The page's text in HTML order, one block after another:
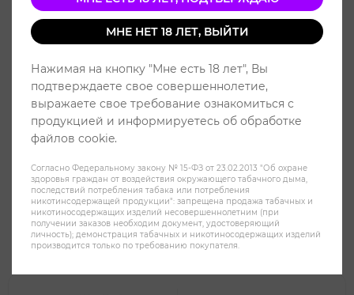
HQD HOT 5000 Черника Малина
Виноград - Fresh Berries
МНЕ НЕТ 18 ЛЕТ, ВЫЙТИ
Нажимая на кнопку "Мне есть 18 лет", Вы
подтверждаете свое совершеннолетие,
выражаете свое требование ознакомиться с
продукцией и информируетесь об обработке
файлов cookie.
Согласно Федеральному закону № 15-ФЗ от 23.02.2013 "Об охране
здоровья граждан от воздействия окружающего табачного дыма,
последствий потребления табака или потребления
никотинсодержащей продукции": запрещена продажа табачных и
никотиносодержащих изделий несовершеннолетним (при
получении заказов необходим документ, удостоверяющий
личность); демонстрация табачных и никотиносодержащих изделий
производится только по требованию покупателя.